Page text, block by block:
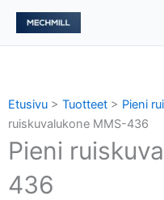
内
Etusivu > Tuotteet > Pieni
ruiskuvalukone MMS-436
Pieni
436